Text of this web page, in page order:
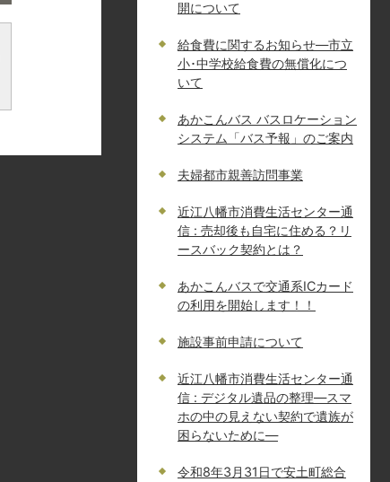
開について
給食費に関するお知らせ—市立
小･中学校給食費の無償化につ
いて
あかこんバス バスロケーション
システム「バス予報」のご案内
夫婦都市親善訪問事業
近江八幡市消費生活センター通
信 : 売却後も自宅に住める？リ
ースバック契約とは？
あかこんバスで交通系ICカード
の利用を開始します！！
施設事前申請について
近江八幡市消費生活センター通
信 : デジタル遺品の整理―スマ
ホの中の見えない契約で遺族が
困らないために―
令和8年3月31日で安土町総合